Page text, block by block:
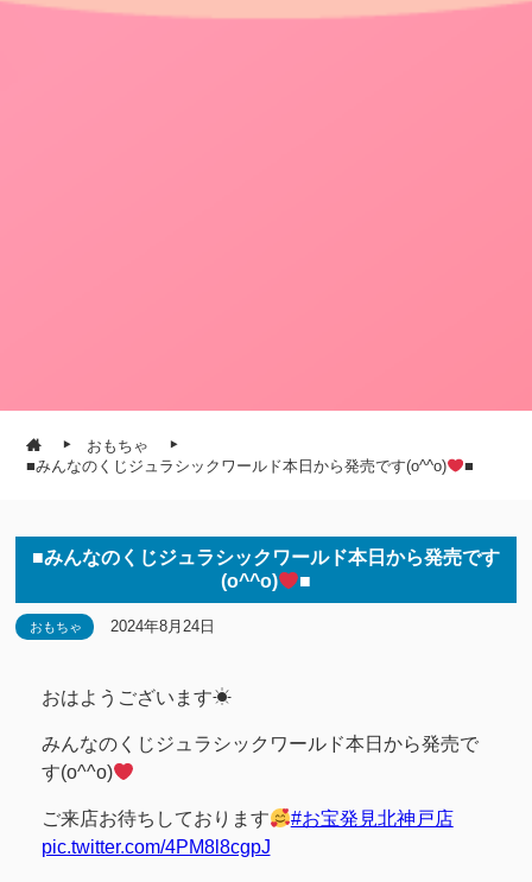
おもちゃ
■みんなのくじジュラシックワールド本日から発売です(o^^o)
■
■みんなのくじジュラシックワールド本日から発売です
(o^^o)
■
おもちゃ 2024年8月24日
おはようございます☀
みんなのくじジュラシックワールド本日から発売で
す(o^^o)
ご来店お待ちしております
#お宝発見北神戸店
pic.twitter.com/4PM8l8cgpJ